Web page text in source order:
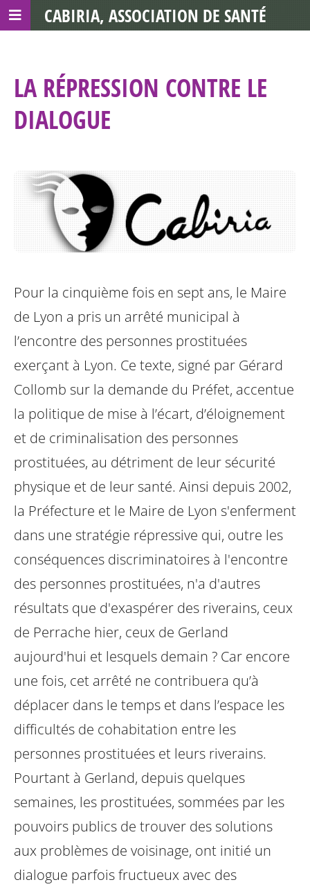
LA RÉPRESSION CONTRE LE
DIALOGUE
Pour la cinquième fois en sept ans, le Maire
de Lyon a pris un arrêté municipal à
l’encontre des personnes prostituées
exerçant à Lyon. Ce texte, signé par Gérard
Collomb sur la demande du Préfet, accentue
la politique de mise à l’écart, d’éloignement
et de criminalisation des personnes
prostituées, au détriment de leur sécurité
physique et de leur santé. Ainsi depuis 2002,
la Préfecture et le Maire de Lyon s'enferment
dans une stratégie répressive qui, outre les
conséquences discriminatoires à l'encontre
des personnes prostituées, n'a d'autres
résultats que d'exaspérer des riverains, ceux
de Perrache hier, ceux de Gerland
aujourd'hui et lesquels demain ? Car encore
une fois, cet arrêté ne contribuera qu’à
déplacer dans le temps et dans l’espace les
difficultés de cohabitation entre les
personnes prostituées et leurs riverains.
Pourtant à Gerland, depuis quelques
semaines, les prostituées, sommées par les
pouvoirs publics de trouver des solutions
aux problèmes de voisinage, ont initié un
dialogue parfois fructueux avec des
CABIRIA, ASSOCIATION DE SANTÉ